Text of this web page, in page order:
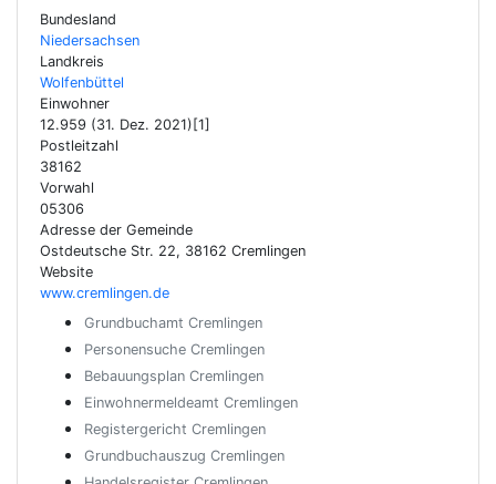
Bundesland
Niedersachsen
Landkreis
Wolfenbüttel
Einwohner
12.959 (31. Dez. 2021)[1]
Postleitzahl
38162
Vorwahl
05306
Adresse der Gemeinde
Ostdeutsche Str. 22, 38162 Cremlingen
Website
www.cremlingen.de
Grundbuchamt Cremlingen
Personensuche Cremlingen
Bebauungsplan Cremlingen
Einwohnermeldeamt Cremlingen
Registergericht Cremlingen
Grundbuchauszug Cremlingen